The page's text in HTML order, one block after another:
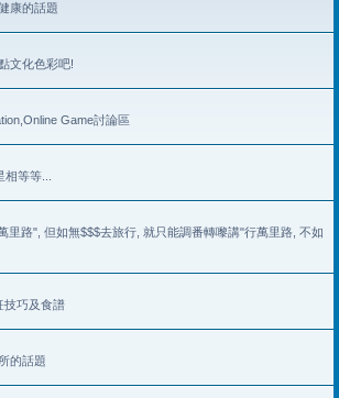
康的話題
文化色彩吧!
Game討論區
等等...
里路", 但如無$$$去旅行, 就只能調番轉嚟講"行萬里路, 不如
技巧及食譜
的話題